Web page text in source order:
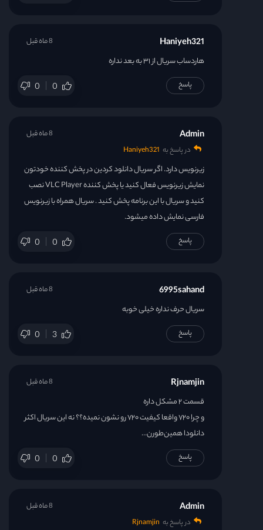
Haniyeh321
هاردساب سریال از ۳۱ به بعد نداره
0 0
8 ماه قبل
پاسخ
Admin
در پاسخ به Haniyeh321
زیرنویس دارد. اگر سریال دانلود کردین در پخش کننده خودتون
نمایش زیرنویس فعال کنید یا پخش کننده VLC Player نصب
کنید و سریال با این برنامه پخش کنید . سریال همراه با زیرنویس
فارسی نمایش داده میشود.
0 0
8 ماه قبل
پاسخ
6995sahand
سریال حرف نداره خیلی خوبه
0 3
8 ماه قبل
پاسخ
Rjnamjin
قسمت ۲ مشکل داره
و چرا ۷۲۰ واقعا کیفیت ۷۲۰ رو نشون نمیده؟؟ نه این سریال اکثر
دانلودا همین‌طورن…
0 0
8 ماه قبل
پاسخ
Admin
در پاسخ به Rjnamjin
8 ماه قبل